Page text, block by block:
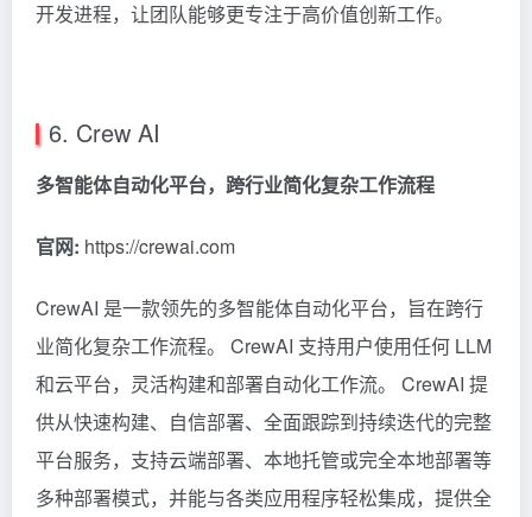
开发进程，让团队能够更专注于高价值创新工作。
6. Crew AI
多智能体自动化平台，跨行业简化复杂工作流程
官网: https://crewai.com
CrewAI 是一款领先的多智能体自动化平台，旨在跨行
业简化复杂工作流程。 CrewAI 支持用户使用任何 LLM
和云平台，灵活构建和部署自动化工作流。 CrewAI 提
供从快速构建、自信部署、全面跟踪到持续迭代的完整
平台服务，支持云端部署、本地托管或完全本地部署等
多种部署模式，并能与各类应用程序轻松集成，提供全